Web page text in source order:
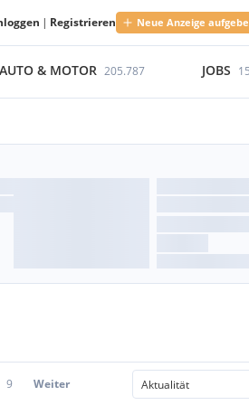
| Registrieren Neue Anzeige
AUTO & MOTOR 205.787 JOBS
9 Weiter